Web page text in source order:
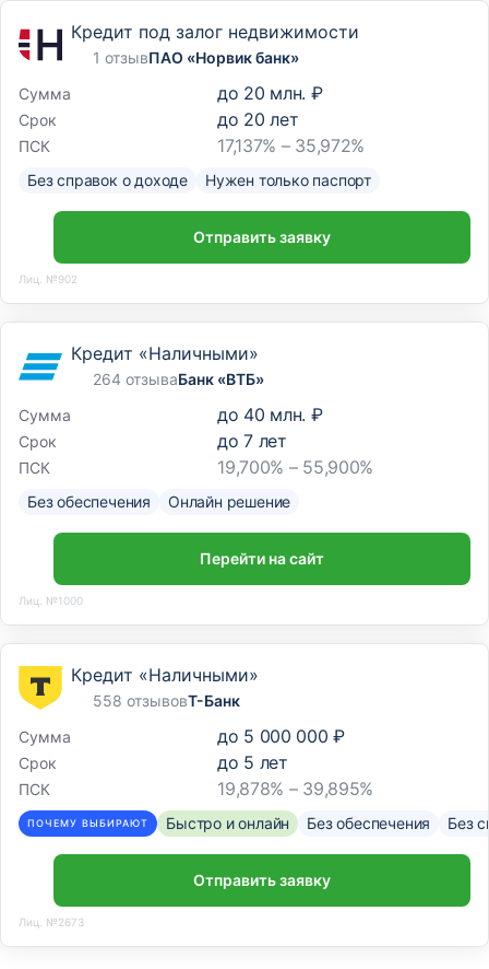
Кредит под залог недвижимости
1 отзывПАО «Норвик банк»
Сумма
до 20 млн. ₽
Срок до 20 лет
ПСК 17,137% – 35,972%
Без справок о доходе Нужен только паспорт
Отправить заявку
Лиц. №902
Кредит «Наличными»
264 отзываБанк «ВТБ»
Сумма
до 40 млн. ₽
Срок до7лет
ПСК 19,700% – 55,900%
Без обеспечения Онлайн решение
Перейти на сайт
Лиц. №1000
Кредит «Наличными»
558 отзывовТ-Банк
Сумма
до 5 000 000 ₽
Срок до 5 лет
ПСК 19,878% – 39,895%
ПОЧЕМУ ВЫБИРАЮТ Быстро и онлайн Без обеспечения Без
Отправить заявку
Лиц. №2673